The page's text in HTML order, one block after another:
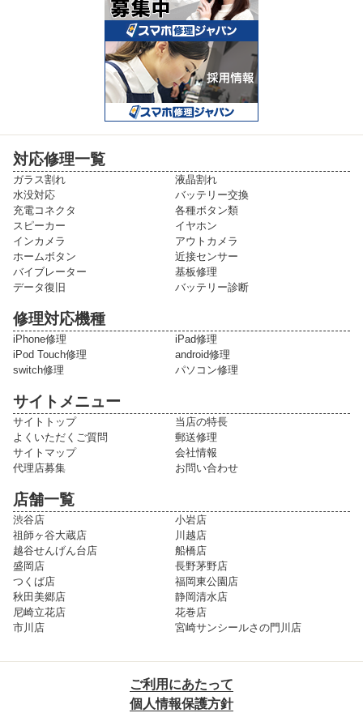
対応修理一覧
ガラス割れ
液晶割れ
水没対応
バッテリー交換
充電コネクタ
各種ボタン類
スピーカー
イヤホン
インカメラ
アウトカメラ
ホームボタン
近接センサー
バイブレーター
基板修理
データ復旧
バッテリー診断
修理対応機種
iPhone修理
iPad修理
iPod Touch修理
android修理
switch修理
パソコン修理
サイトメニュー
サイトトップ
当店の特長
よくいただくご質問
郵送修理
サイトマップ
会社情報
代理店募集
お問い合わせ
店舗一覧
渋谷店
小岩店
祖師ヶ谷大蔵店
川越店
越谷せんげん台店
船橋店
盛岡店
長野茅野店
つくば店
福岡東公園店
秋田美郷店
静岡清水店
尼崎立花店
花巻店
市川店
宮崎サンシールさの門川店
ご利用にあたって
個人情報保護方針